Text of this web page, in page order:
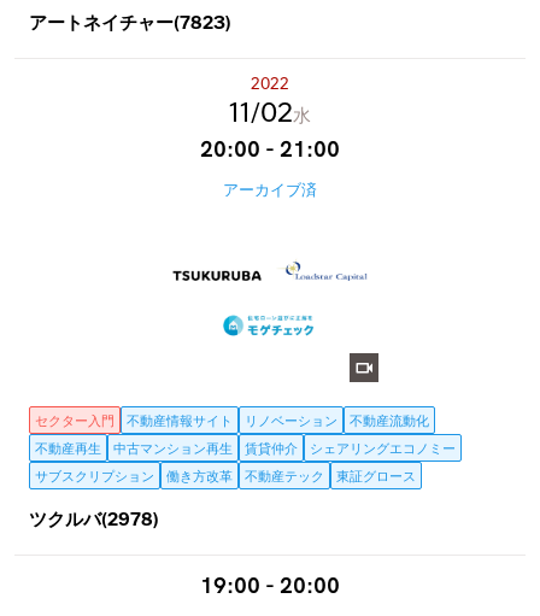
アートネイチャー(7823)
2022
11 02水
20:00 - 21:00
アーカイブ済
セクター入門 不動産情報サイト リノベーション
不動産流動化
不動産再生
中古マンション再生 賃貸仲介
シェアリングエコノミー
サブスクリプション
働き方改革 不動産テック 東証グロース
ツクルバ(2978)
19:00 - 20:00